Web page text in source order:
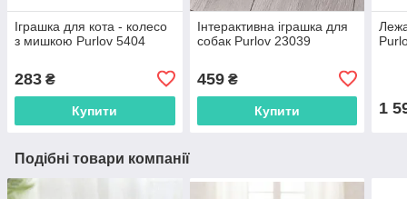
Іграшка для кота - колесо
з мишкою Purlov 5404
283 ₴
Купити
Інтерактивна іграшка для
собак Purlov 23039
459₴
Купити 1
Подібні товари компанії